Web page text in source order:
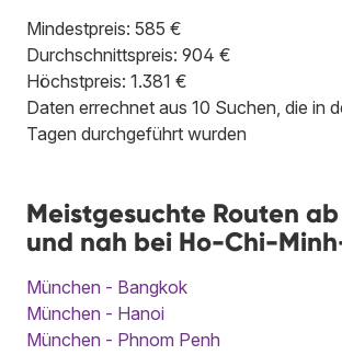
Mindestpreis: 585 €
Durchschnittspreis: 904 €
Höchstpreis: 1.381 €
Daten errechnet aus 10 Suchen, die in
Tagen durchgeführt wurden
Meistgesuchte Routen
und nah bei Ho-Chi-
München - Bangkok
München - Hanoi
München - Phnom Penh